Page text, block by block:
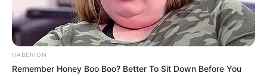
16:45 / 05 Avqust 2026
HABERION
Remember Honey Boo Boo? Better To Sit Down Before You